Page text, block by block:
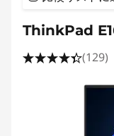
ThinkPad
(129)